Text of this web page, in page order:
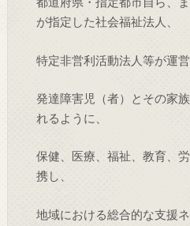
が指定した社会福祉法人、
特定非営利活動法人等が運営
発達障害児（者）とその家
れるように、
保健、医療、福祉、教育、
携し、
地域における総合的な支援